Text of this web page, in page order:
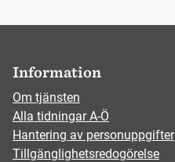
Information
Om tjänsten
Alla tidningar A-Ö
Hantering av personuppgifter
Tillgänglighetsredogörelse